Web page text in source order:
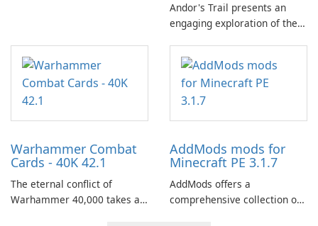
Andor's Trail presents an
engaging exploration of the
centered around the pursuit
of your brother, Andor,
through a quest-driven
narrative inspired by classic
Warhammer Combat
Cards - 40K 42.1
The eternal conflict of
Warhammer 40,000 takes a
AddMods mods for
Minecraft PE 3.1.7
AddMods offers a
comprehensive collection of